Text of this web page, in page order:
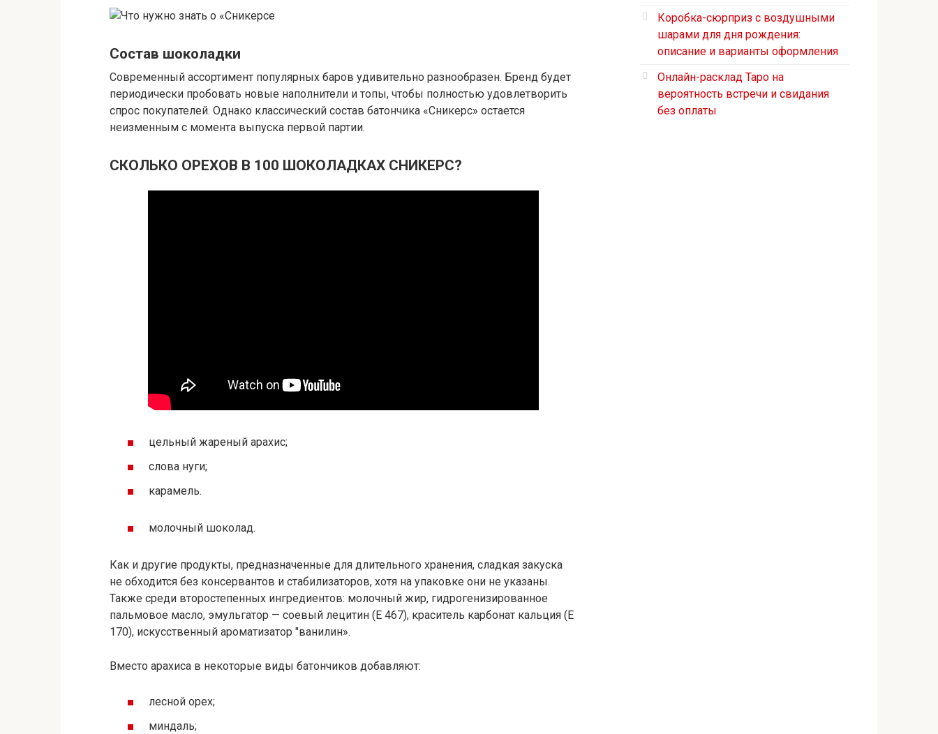
Состав шоколадки
Современный ассортимент популярных баров удивительно разнообразен. Бренд будет
периодически пробовать новые наполнители и топы, чтобы полностью удовлетворить
спрос покупателей. Однако классический состав батончика «Сникерс» остается
неизменным с момента выпуска первой партии.
СКОЛЬКО ОРЕХОВ В 100 ШОКОЛАДКАХ СНИКЕРС?
цельный жареный арахис;
слова нуги;
карамель.
молочный шоколад.
Как и другие продукты, предназначенные для длительного хранения, сладкая закуска
не обходится без консервантов и стабилизаторов, хотя на упаковке они не указаны.
Также среди второстепенных ингредиентов: молочный жир, гидрогенизированное
пальмовое масло, эмульгатор — соевый лецитин (Е 467), краситель карбонат кальция (Е
170), искусственный ароматизатор "ванилин».
Вместо арахиса в некоторые виды батончиков добавляют:
лесной орех;
миндаль;
Коробка-сюрприз с воздушными
шарами для дня рождения:
описание и варианты оформления
Онлайн-расклад Таро на
вероятность встречи и свидания
без оплаты